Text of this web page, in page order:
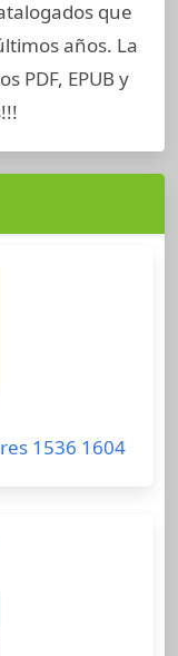
que
años. La
PDF, EPUB y
1536 1604